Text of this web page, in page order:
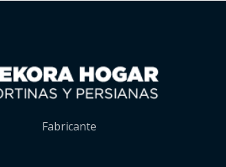
Fabricante